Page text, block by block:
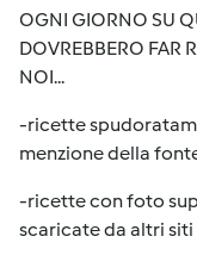
OGNI GIORNO SU
DOVREBBERO FAR
NOI...
-ricette
menzione della
-ricette con foto
scaricate da altri siti